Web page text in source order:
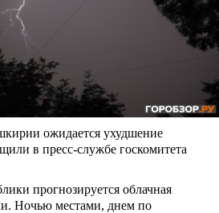
ожидается ухудшение
в пресс-службе госкомитета
прогнозируется облачная
Ночью местами, днем по